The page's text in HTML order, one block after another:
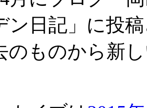
ン日記」に投
のものから新